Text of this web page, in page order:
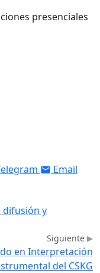
presenciales
Email
difusión y
Siguiente
en Interpretación
del CSKG